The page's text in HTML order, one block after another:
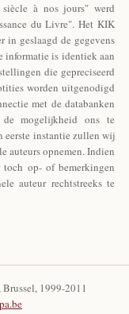
à nos jours" werd
du Livre". Het KIK
in geslaagd de gegevens
informatie is identiek aan
die gepreciseerd
worden uitgenodigd
met de databanken
mogelijkheid ons te
eerste instantie zullen wij
auteurs opnemen. Indien
op- of bemerkingen
auteur rechtstreeks te
Brussel, 1999-2011